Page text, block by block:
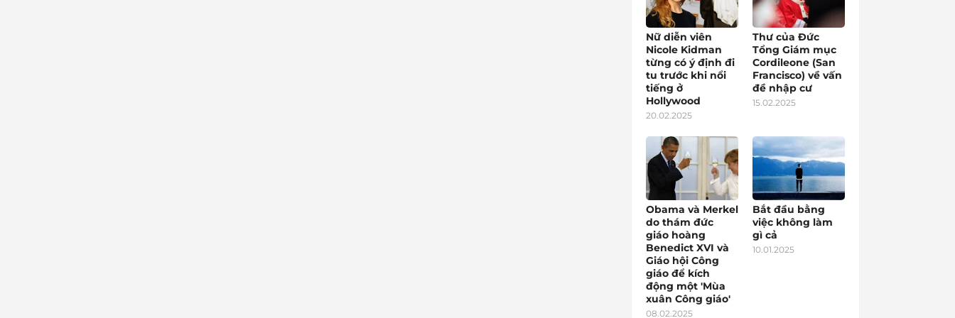
Nữ diễn viên
Nicole Kidman
từng có ý định đi
tu trước khi nổi
tiếng ở
Hollywood
20.02.2025
Thư của Đức
Tổng Giám mục
Cordileone (San
Francisco) về vấn
đề nhập cư
15.02.2025
Obama và Merkel
do thám đức
giáo hoàng
Benedict XVI và
Giáo hội Công
giáo để kích
động một 'Mùa
xuân Công giáo'
08.02.2025
Bắt đầu bằng
việc không làm
gì cả
10.01.2025